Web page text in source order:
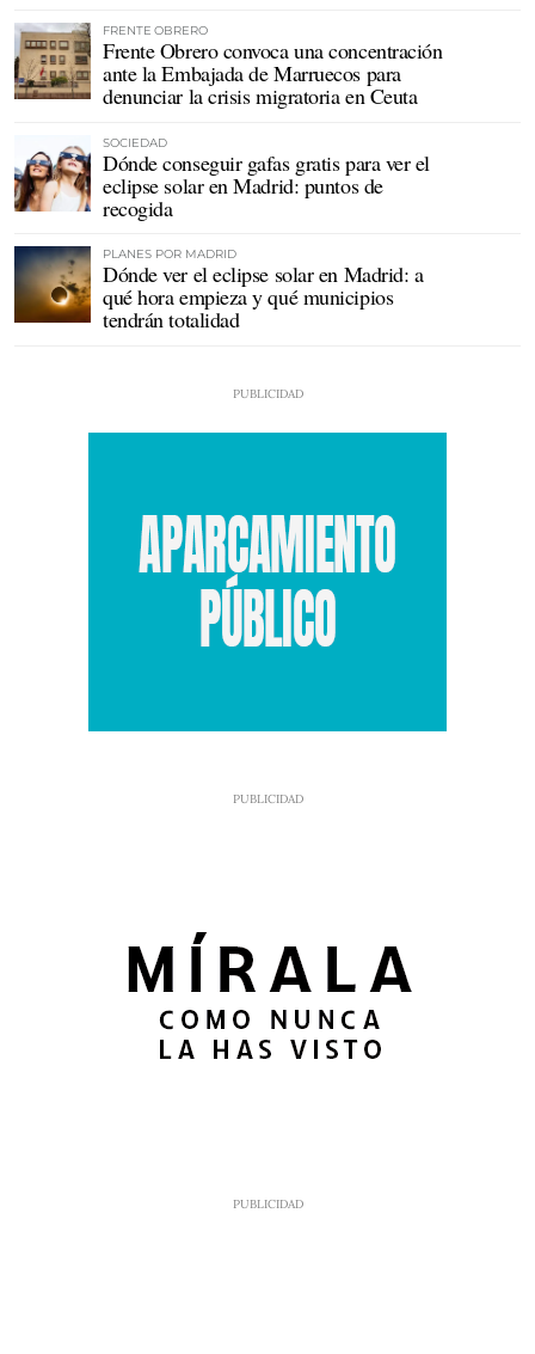
FRENTE OBRERO
Frente Obrero convoca una concentración
ante la Embajada de Marruecos para
denunciar la crisis migratoria en Ceuta
SOCIEDAD
Dónde conseguir gafas gratis para ver el
eclipse solar en Madrid: puntos de
recogida
PLANES POR MADRID
Dónde ver el eclipse solar en Madrid: a
qué hora empieza y qué municipios
tendrán totalidad